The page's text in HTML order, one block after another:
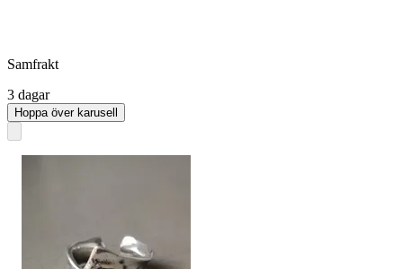
Samfrakt
3 dagar
Hoppa över karusell